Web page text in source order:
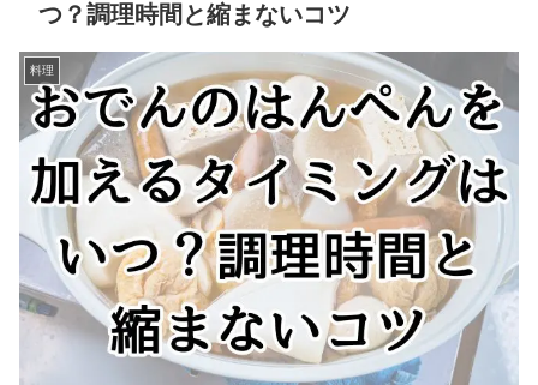
つ？調理時間と縮まないコツ
料理